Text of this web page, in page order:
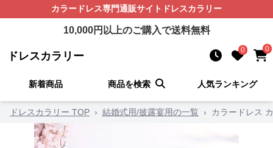
カラードレス専門通販サイト ドレスカラリー
10,000円以上のご購入で送料無料
ドレスカラリー 0 0
新着商品 商品を検索 人気ランキング
ドレスカラリー TOP › 結婚式用/披露宴用の一覧 › カラードレス